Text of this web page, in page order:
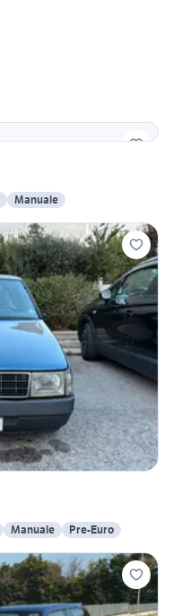
Manuale
Manuale Pre-Euro